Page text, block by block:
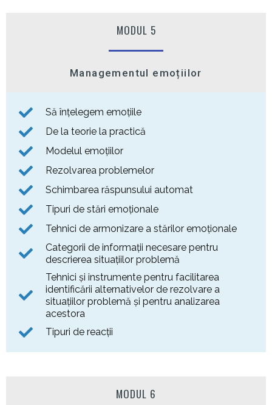
MODUL 5
Managementul emoțiilor
Să înțelegem emoțiile
De la teorie la practică
Modelul emoțiilor
Rezolvarea problemelor
Schimbarea răspunsului automat
Tipuri de stări emoționale
Tehnici de armonizare a stărilor emoționale
Categorii de informații necesare pentru
descrierea situațiilor problemă
Tehnici și instrumente pentru facilitarea
identificării alternativelor de rezolvare a
situațiilor problemă și pentru analizarea
acestora
Tipuri de reacții
MODUL 6